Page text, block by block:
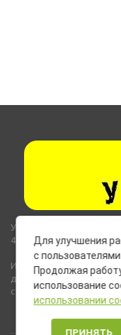
Указанные на сайте
437 ГК РФ).
Используемые на сайте
дополнительное
стандартную
Для улучшения
с
Продолжая
использование
использовании
ПРИНЯТЬ